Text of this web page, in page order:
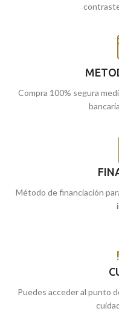
Compra 100% segura
Método de financiación
Puedes acceder al punto